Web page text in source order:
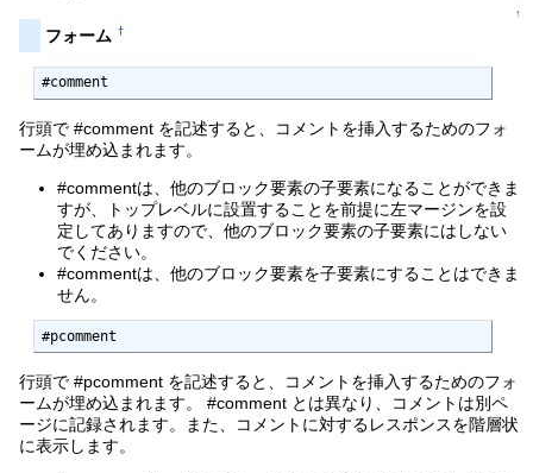
↑
フォーム †
#comment
行頭で #comment を記述すると、コメントを挿入するためのフォ
ームが埋め込まれます。
#commentは、他のブロック要素の子要素になることができま
すが、トップレベルに設置することを前提に左マージンを設
定してありますので、他のブロック要素の子要素にはしない
でください。
#commentは、他のブロック要素を子要素にすることはできま
せん。
#pcomment
行頭で #pcomment を記述すると、コメントを挿入するためのフォ
ームが埋め込まれます。 #comment とは異なり、コメントは別ペ
ージに記録されます。また、コメントに対するレスポンスを階層状
に表示します。